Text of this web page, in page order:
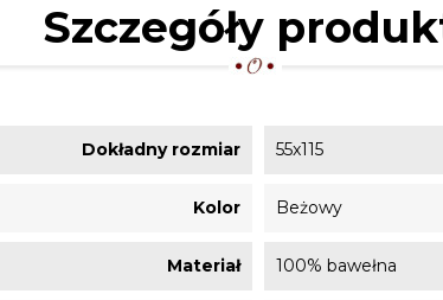
Szczegóły
Dokładny rozmiar 55x115
Kolor Beżowy
Materiał 100% bawełna